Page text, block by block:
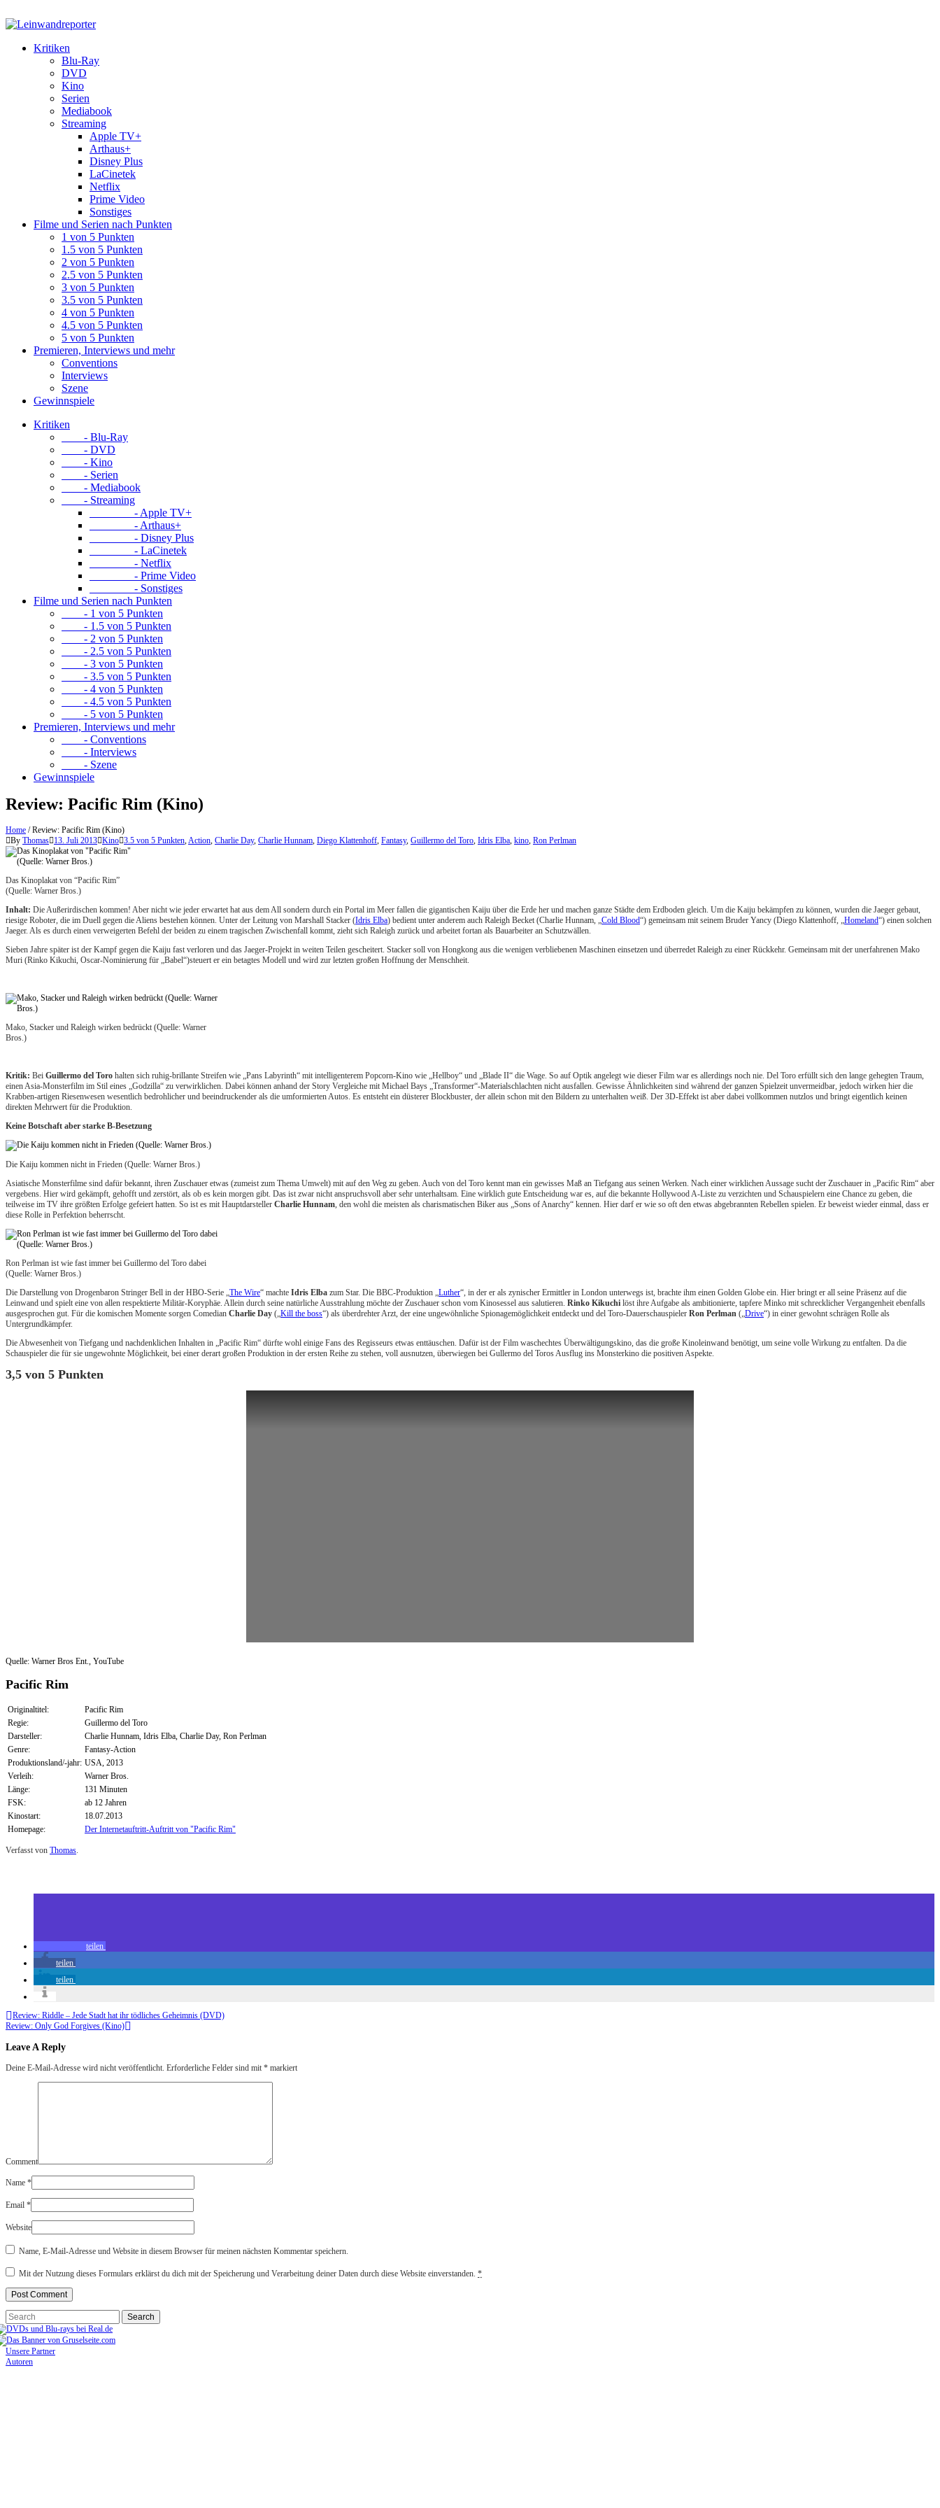
Kritiken
Blu-Ray
DVD
Kino
Serien
Mediabook
Streaming
Apple TV+
Arthaus+
Disney Plus
LaCinetek
Netflix
Prime Video
Sonstiges
Filme und Serien nach Punkten
1 von 5 Punkten
1.5 von 5 Punkten
2 von 5 Punkten
2.5 von 5 Punkten
3 von 5 Punkten
3.5 von 5 Punkten
4 von 5 Punkten
4.5 von 5 Punkten
5 von 5 Punkten
Premieren, Interviews und mehr
Conventions
Interviews
Szene
Gewinnspiele
Kritiken
- Blu-Ray
- DVD
- Kino
- Serien
- Mediabook
- Streaming
- Apple TV+
- Arthaus+
- Disney Plus
- LaCinetek
- Netflix
- Prime Video
- Sonstiges
Filme und Serien nach Punkten
- 1 von 5 Punkten
- 1.5 von 5 Punkten
- 2 von 5 Punkten
- 2.5 von 5 Punkten
- 3 von 5 Punkten
- 3.5 von 5 Punkten
- 4 von 5 Punkten
- 4.5 von 5 Punkten
- 5 von 5 Punkten
Premieren, Interviews und mehr
- Conventions
- Interviews
- Szene
Gewinnspiele
Review: Pacific Rim (Kino)
Home /Review: Pacific Rim (Kino)
By Thomas 13. Juli 2013 Kino 3.5 von 5 Punkten,Action, Charlie Day, Charlie Hunnam, Diego Klattenhoff, Fantasy, Guillermo del Toro, Idris Elba, kino, Ron Perlman
Das Kinoplakat von “Pacific Rim”
(Quelle: Warner Bros.)
Inhalt: Die Außerirdischen kommen! Aber nicht wie jeder erwartet hat aus dem All sondern durch ein Portal im Meer fallen die gigantischen Kaiju über die Erde her und machen ganze Städte dem Erdboden gleich. Um die Kaiju bekämpfen zu können, wurden die Jaeger gebaut,
riesige Roboter, die im Duell gegen die Aliens bestehen können. Unter der Leitung von Marshall Stacker (Idris Elba) bedient unter anderem auch Raleigh Becket (Charlie Hunnam, „Cold Blood“) gemeinsam mit seinem Bruder Yancy (Diego Klattenhoff, „Homeland“) einen solchen
Jaeger. Als es durch einen verweigerten Befehl der beiden zu einem tragischen Zwischenfall kommt, zieht sich Raleigh zurück und arbeitet fortan als Bauarbeiter an Schutzwällen.
Sieben Jahre später ist der Kampf gegen die Kaiju fast verloren und das Jaeger-Projekt in weiten Teilen gescheitert. Stacker soll von Hongkong aus die wenigen verbliebenen Maschinen einsetzen und überredet Raleigh zu einer Rückkehr. Gemeinsam mit der unerfahrenen Mako
Muri (Rinko Kikuchi, Oscar-Nominierung für „Babel“)steuert er ein betagtes Modell und wird zur letzten großen Hoffnung der Menschheit.
Mako, Stacker und Raleigh wirken bedrückt (Quelle: Warner
Bros.)
Kritik: Bei Guillermo del Toro halten sich ruhig-brillante Streifen wie „Pans Labyrinth“ mit intelligenterem Popcorn-Kino wie „Hellboy“ und „Blade II“ die Wage. So auf Optik angelegt wie dieser Film war es allerdings noch nie. Del Toro erfüllt sich den lange gehegten Traum,
einen Asia-Monsterfilm im Stil eines „Godzilla“ zu verwirklichen. Dabei können anhand der Story Vergleiche mit Michael Bays „Transformer“-Materialschlachten nicht ausfallen. Gewisse Ähnlichkeiten sind während der ganzen Spielzeit unvermeidbar, jedoch wirken hier die
Krabben-artigen Riesenwesen wesentlich bedrohlicher und beeindruckender als die umformierten Autos. Es entsteht ein düsterer Blockbuster, der allein schon mit den Bildern zu unterhalten weiß. Der 3D-Effekt ist aber dabei vollkommen nutzlos und bringt eigentlich keinen
direkten Mehrwert für die Produktion.
Keine Botschaft aber starke B-Besetzung
Die Kaiju kommen nicht in Frieden (Quelle: Warner Bros.)
Asiatische Monsterfilme sind dafür bekannt, ihren Zuschauer etwas (zumeist zum Thema Umwelt) mit auf den Weg zu geben. Auch von del Toro kennt man ein gewisses Maß an Tiefgang aus seinen Werken. Nach einer wirklichen Aussage sucht der Zuschauer in „Pacific Rim“ aber
vergebens. Hier wird gekämpft, gehofft und zerstört, als ob es kein morgen gibt. Das ist zwar nicht anspruchsvoll aber sehr unterhaltsam. Eine wirklich gute Entscheidung war es, auf die bekannte Hollywood A-Liste zu verzichten und Schauspielern eine Chance zu geben, die
teilweise im TV ihre größten Erfolge gefeiert hatten. So ist es mit Hauptdarsteller Charlie Hunnam, den wohl die meisten als charismatischen Biker aus „Sons of Anarchy“ kennen. Hier darf er wie so oft den etwas abgebrannten Rebellen spielen. Er beweist wieder einmal, dass er
diese Rolle in Perfektion beherrscht.
Ron Perlman ist wie fast immer bei Guillermo del Toro dabei
(Quelle: Warner Bros.)
Die Darstellung von Drogenbaron Stringer Bell in der HBO-Serie „The Wire“ machte Idris Elba zum Star. Die BBC-Produktion „Luther“, in der er als zynischer Ermittler in London unterwegs ist, brachte ihm einen Golden Globe ein. Hier bringt er all seine Präsenz auf die
Leinwand und spielt eine von allen respektierte Militär-Koryphäe. Allein durch seine natürliche Ausstrahlung möchte der Zuschauer schon vom Kinosessel aus salutieren. Rinko Kikuchi löst ihre Aufgabe als ambitionierte, tapfere Minko mit schrecklicher Vergangenheit ebenfalls
ausgesprochen gut. Für die komischen Momente sorgen Comedian Charlie Day („Kill the boss“) als überdrehter Arzt, der eine ungewöhnliche Spionagemöglichkeit entdeckt und del Toro-Dauerschauspieler Ron Perlman („Drive“) in einer gewohnt schrägen Rolle als
Untergrundkämpfer.
Die Abwesenheit von Tiefgang und nachdenklichen Inhalten in „Pacific Rim“ dürfte wohl einige Fans des Regisseurs etwas enttäuschen. Dafür ist der Film waschechtes Überwältigungskino, das die große Kinoleinwand benötigt, um seine volle Wirkung zu entfalten. Da die
Schauspieler die für sie ungewohnte Möglichkeit, bei einer derart großen Produktion in der ersten Reihe zu stehen, voll ausnutzen, überwiegen bei Gullermo del Toros Ausflug ins Monsterkino die positiven Aspekte.
3,5 von 5 Punkten
Quelle: Warner Bros Ent., YouTube
Pacific Rim
Originaltitel:
Pacific Rim
Regie:
Guillermo del Toro
Darsteller:
Charlie Hunnam, Idris Elba, Charlie Day, Ron Perlman
Genre:
Fantasy-Action
Produktionsland/-jahr: USA, 2013
Verleih:
Warner Bros.
Länge:
131 Minuten
FSK:
ab 12 Jahren
Kinostart:
18.07.2013
Homepage:
Der Internetauftritt-Auftritt von "Pacific Rim"
Verfasst von Thomas.
teilen
teilen
teilen
Review: Riddle – Jede Stadt hat ihr tödliches Geheimnis (DVD)
Review: Only God Forgives (Kino)
Leave A Reply
Deine E-Mail-Adresse wird nicht veröffentlicht. Erforderliche Felder sind mit * markiert
Comment
Name *
Email *
Website
Name, E-Mail-Adresse und Website in diesem Browser für meinen nächsten Kommentar speichern.
Mit der Nutzung dieses Formulars erklärst du dich mit der Speicherung und Verarbeitung deiner Daten durch diese Website einverstanden. *
Unsere Partner
Autoren